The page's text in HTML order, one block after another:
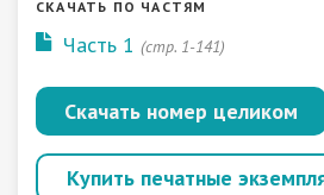
СКАЧАТЬ ПО ЧАСТЯМ
Часть 1 (стр. 1-141)
Скачать номер целиком
Купить печатные